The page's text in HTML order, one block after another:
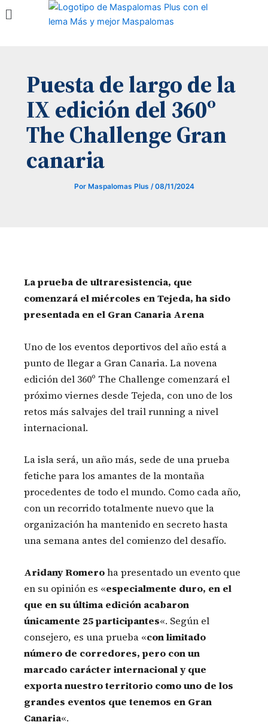
Menú
Puesta de largo de la
IX edición del 360º
The Challenge Gran
canaria
Por Maspalomas Plus /08/11/2024
La prueba de ultraresistencia, que
comenzará el miércoles en Tejeda, ha sido
presentada en el Gran Canaria Arena
Uno de los eventos deportivos del año está a
punto de llegar a Gran Canaria. La novena
edición del 360º The Challenge comenzará el
próximo viernes desde Tejeda, con uno de los
retos más salvajes del trail running a nivel
internacional.
La isla será, un año más, sede de una prueba
fetiche para los amantes de la montaña
procedentes de todo el mundo. Como cada año,
con un recorrido totalmente nuevo que la
organización ha mantenido en secreto hasta
una semana antes del comienzo del desafío.
Aridany Romeroha presentado un evento que
en su opinión es «especialmente duro, en el
que en su última edición acabaron
únicamente 25 participantes«. Según el
consejero, es una prueba «con limitado
número de corredores, pero con un
marcado carácter internacional y que
exporta nuestro territorio como uno de los
grandes eventos que tenemos en Gran
Canaria«.